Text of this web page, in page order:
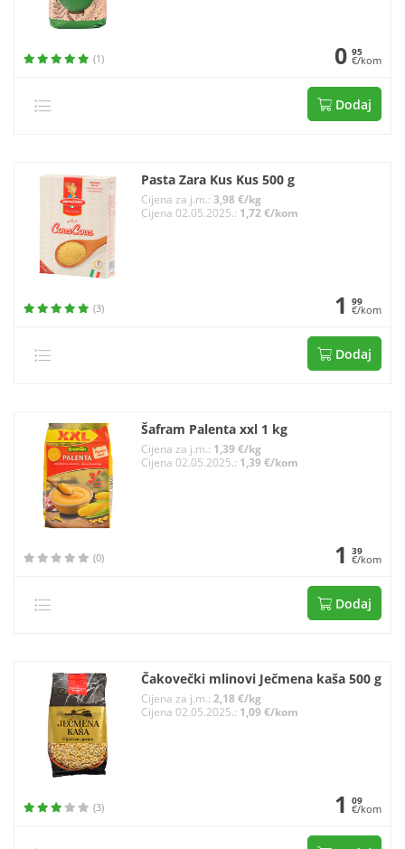
(1) 0 95
€/kom
Dodaj
Pasta Zara Kus Kus 500 g
Cijena za j.m.: 3,98 €/kg
Cijena 02.05.2025.: 1,72 €/kom
(3) 1 99
€/kom
Dodaj
Šafram Palenta xxl 1 kg
Cijena za j.m.: 1,39 €/kg
Cijena 02.05.2025.: 1,39 €/kom
(0) 1 39
€/kom
Dodaj
Čakovečki mlinovi Ječmena kaša 500 g
Cijena za j.m.: 2,18 €/kg
Cijena 02.05.2025.: 1,09 €/kom
(3) 1 09
€/kom